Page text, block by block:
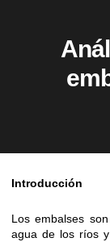
Introducción
Los embalses
agua de los ríos